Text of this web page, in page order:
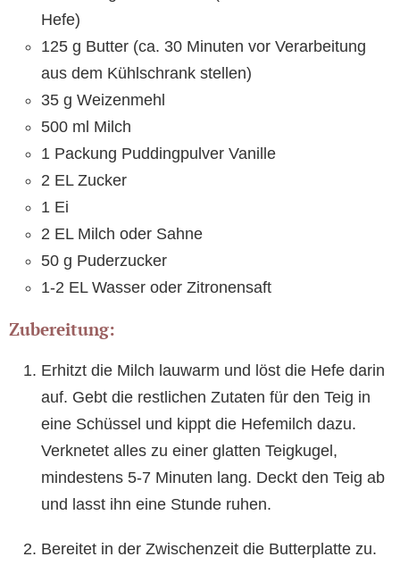
Hefe)
125 g Butter (ca. 30 Minuten vor Verarbeitung
aus dem Kühlschrank stellen)
35 g Weizenmehl
500 ml Milch
1 Packung Puddingpulver Vanille
2 EL Zucker
1 Ei
2 EL Milch oder Sahne
50 g Puderzucker
1-2 EL Wasser oder Zitronensaft
Zubereitung:
Erhitzt die Milch lauwarm und löst die Hefe darin
auf. Gebt die restlichen Zutaten für den Teig in
eine Schüssel und kippt die Hefemilch dazu.
Verknetet alles zu einer glatten Teigkugel,
mindestens 5-7 Minuten lang. Deckt den Teig ab
und lasst ihn eine Stunde ruhen.
Bereitet in der Zwischenzeit die Butterplatte zu.